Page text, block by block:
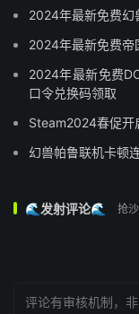
2024年最新免费幻
2024年最新免费帝
2024年最新免费
口令兑换码领取
Steam2024春促开
幻兽帕鲁联机卡顿
🌊发射评论🌊 抢